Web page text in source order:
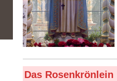
Das Rosenkrönlein